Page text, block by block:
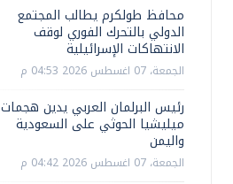
محافظ طولكرم يطالب المجتمع
الدولي بالتحرك الفوري لوقف
الانتهاكات الإسرائيلية
الجمعة، 07 اغسطس 2026 04:53 م
رئيس البرلمان العربي يدين هجمات
ميليشيا الحوثي على السعودية
واليمن
الجمعة، 07 اغسطس 2026 04:42 م